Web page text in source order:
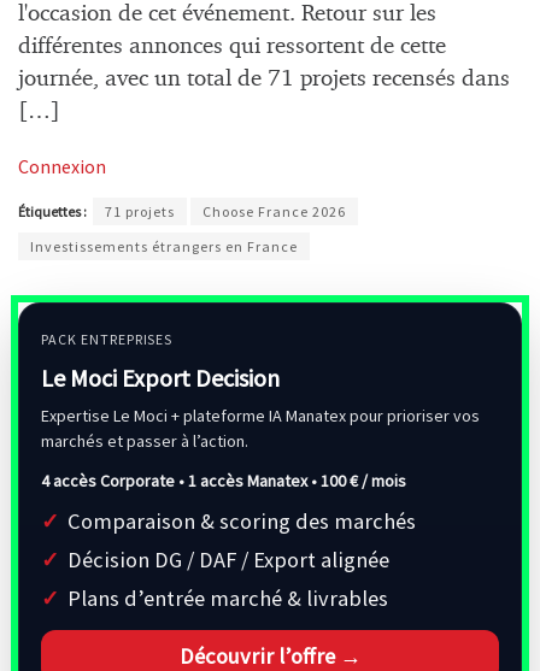
l'occasion de cet événement. Retour sur les
différentes annonces qui ressortent de cette
journée, avec un total de 71 projets recensés dans
[…]
Connexion
Étiquettes : 71 projets
Choose France 2026
Investissements étrangers en France
PACK ENTREPRISES
Le Moci Export Decision
Expertise Le Moci + plateforme IA Manatex pour prioriser vos
marchés et passer à l’action.
4 accès Corporate • 1 accès Manatex •100 € / mois
Comparaison & scoring des marchés
Décision DG / DAF / Export alignée
Plans d’entrée marché & livrables
Découvrir l’offre →